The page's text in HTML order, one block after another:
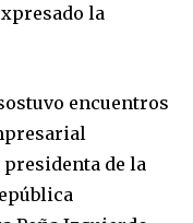
la
encuentros
de la